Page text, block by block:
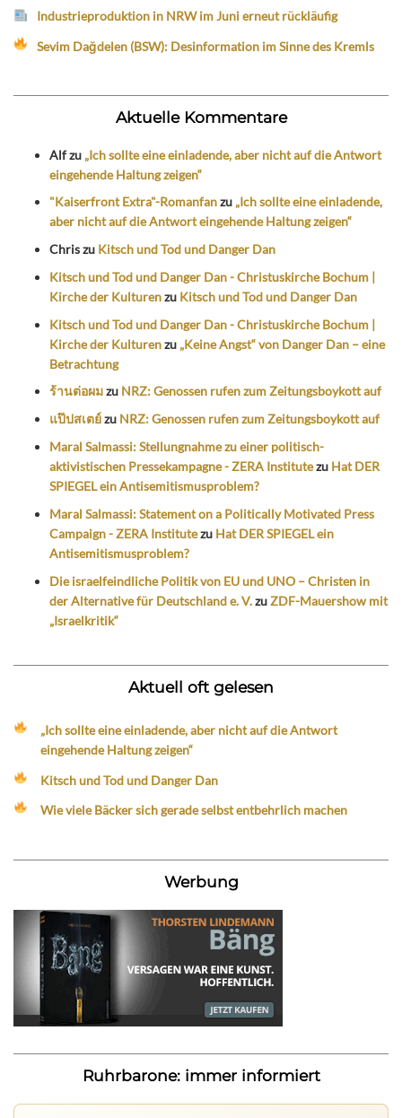
Industrieproduktion in NRW im Juni erneut rückläufig
Sevim Dağdelen (BSW): Desinformation im Sinne des Kremls
Aktuelle Kommentare
Alfzu „Ich sollte eine einladende, aber nicht auf die Antwort
eingehende Haltung zeigen“
"Kaiserfront Extra"-Romanfanzu „Ich sollte eine einladende,
aber nicht auf die Antwort eingehende Haltung zeigen“
Chriszu Kitsch und Tod und Danger Dan
Kitsch und Tod und Danger Dan - Christuskirche Bochum |
Kirche der Kulturenzu Kitsch und Tod und Danger Dan
Kitsch und Tod und Danger Dan - Christuskirche Bochum |
Kirche der Kulturenzu „Keine Angst“ von Danger Dan – eine
Betrachtung
ร้านต่อผมzu NRZ: Genossen rufen zum Zeitungsboykott auf
แป๊ปสเตย์zu NRZ: Genossen rufen zum Zeitungsboykott auf
Maral Salmassi: Stellungnahme zu einer politisch-
aktivistischen Pressekampagne - ZERA Institutezu Hat DER
SPIEGEL ein Antisemitismusproblem?
Maral Salmassi: Statement on a Politically Motivated Press
Campaign - ZERA Institutezu Hat DER SPIEGEL ein
Antisemitismusproblem?
Die israelfeindliche Politik von EU und UNO – Christen in
der Alternative für Deutschland e. V.zuZDF-Mauershow mit
„Israelkritik“
Aktuell oft gelesen
„Ich sollte eine einladende, aber nicht auf die Antwort
eingehende Haltung zeigen“
Kitsch und Tod und Danger Dan
Wie viele Bäcker sich gerade selbst entbehrlich machen
Werbung
Ruhrbarone: immer informiert